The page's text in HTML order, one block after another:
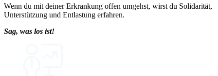
Wenn du mit deiner Erkrankung offen umgehst, wirst du Solidarität,
Unterstützung und Entlastung erfahren.
Sag, was los ist!